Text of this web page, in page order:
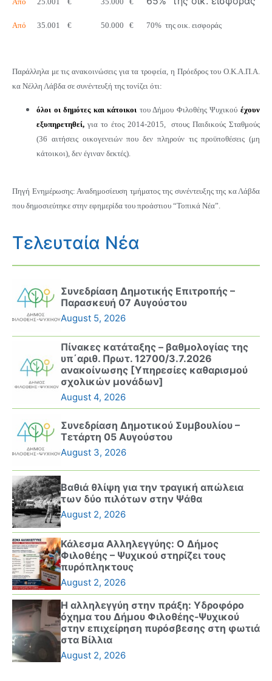
Από 35.001 € 50.000 € 70% της οικ. εισφοράς
Παράλληλα με τις ανακοινώσεις για τα τροφεία, η Πρόεδρος του Ο.Κ.Α.Π.Α.
κα Νέλλη Λάβδα σε συνέντευξή της τονίζει ότι:
όλοι οι δημότες και κάτοικοι του Δήμου Φιλοθέης Ψυχικούέχουν
εξυπηρετηθεί, για το έτος 2014-2015,
στους Παιδικούς Σταθμούς
(36 αιτήσεις οικογενειών που δεν πληρούν τις προϋποθέσεις (μη
κάτοικοι), δεν έγιναν δεκτές).
Πηγή Ενημέρωσης: Αναδημοσίευση τμήματος της συνέντευξης της κα Λάβδα
που δημοσιεύτηκε στην εφημερίδα του προάστιου “Τοπικά Νέα”.
Τελευταία Νέα
Συνεδρίαση Δημοτικής Επιτροπής –
Παρασκευή 07 Αυγούστου
August 5, 2026
Πίνακες κατάταξης – βαθμολογίας της
υπ΄αριθ. Πρωτ. 12700/3.7.2026
ανακοίνωσης [Υπηρεσίες καθαρισμού
σχολικών μονάδων]
August 4, 2026
Συνεδρίαση Δημοτικού Συμβουλίου –
Τετάρτη 05 Αυγούστου
August 3, 2026
Βαθιά θλίψη για την τραγική απώλεια
των δύο πιλότων στην Ψάθα
August 2, 2026
Κάλεσμα Αλληλεγγύης: Ο Δήμος
Φιλοθέης – Ψυχικού στηρίζει τους
πυρόπληκτους
August 2, 2026
Η αλληλεγγύη στην πράξη: Υδροφόρο
όχημα του Δήμου Φιλοθέης-Ψυχικού
στην επιχείρηση πυρόσβεσης στη φωτιά
στα Βίλλια
August 2, 2026